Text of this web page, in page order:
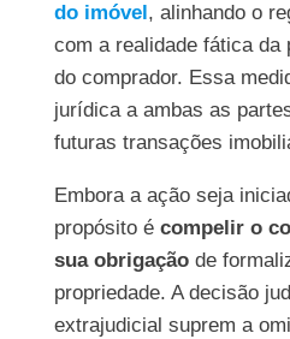
do imóvel , alinhando o
com a realidade fática da
do comprador. Essa
jurídica a ambas as
futuras transações
Embora a ação seja
propósito é compelir o
sua obrigaçãode
propriedade. A decisão
extrajudicial suprem a